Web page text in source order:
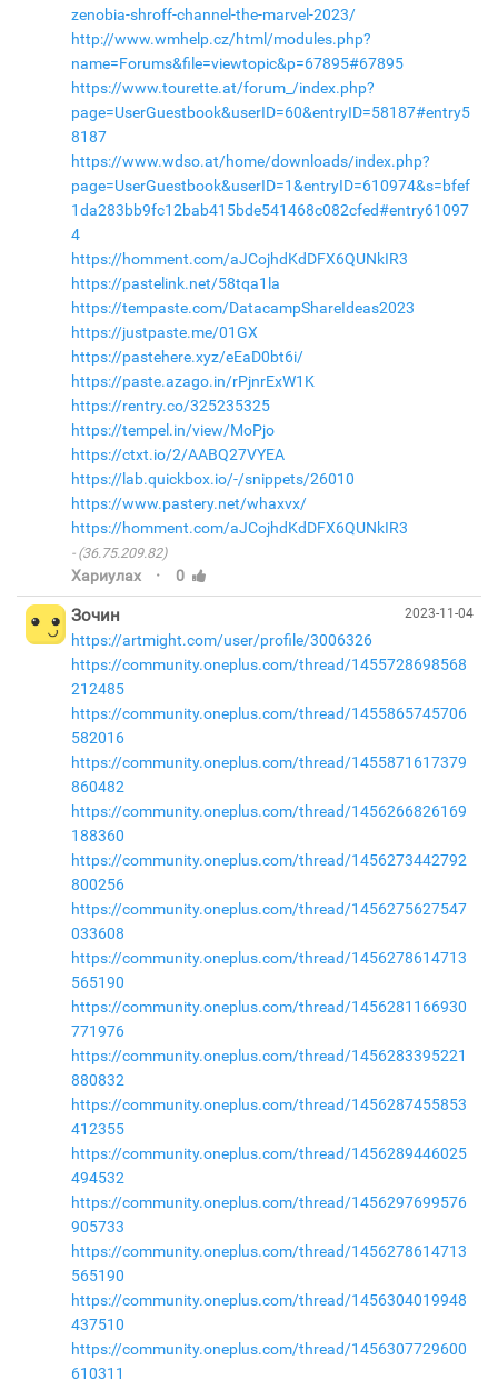
zenobia-shroff-channel-the-marvel-2023/
http://www.wmhelp.cz/html/modules.php?
name=Forums&file=viewtopic&p=67895#67895
https://www.tourette.at/forum_/index.php?
page=UserGuestbook&userID=60&entryID=58187#entry5
8187
https://www.wdso.at/home/downloads/index.php?
page=UserGuestbook&userID=1&entryID=610974&s=bfef
1da283bb9fc12bab415bde541468c082cfed#entry61097
4
https://homment.com/aJCojhdKdDFX6QUNkIR3
https://pastelink.net/58tqa1la
https://tempaste.com/DatacampShareIdeas2023
https://justpaste.me/01GX
https://pastehere.xyz/eEaD0bt6i/
https://paste.azago.in/rPjnrExW1K
https://rentry.co/325235325
https://tempel.in/view/MoPjo
https://ctxt.io/2/AABQ27VYEA
https://lab.quickbox.io/-/snippets/26010
https://www.pastery.net/whaxvx/
https://homment.com/aJCojhdKdDFX6QUNkIR3
(36.75.209.82)
Хариулах · 0
2023-11-04
Зочин
https://artmight.com/user/profile/3006326
https://community.oneplus.com/thread/1455728698568
212485
https://community.oneplus.com/thread/1455865745706
582016
https://community.oneplus.com/thread/1455871617379
860482
https://community.oneplus.com/thread/1456266826169
188360
https://community.oneplus.com/thread/1456273442792
800256
https://community.oneplus.com/thread/1456275627547
033608
https://community.oneplus.com/thread/1456278614713
565190
https://community.oneplus.com/thread/1456281166930
771976
https://community.oneplus.com/thread/1456283395221
880832
https://community.oneplus.com/thread/1456287455853
412355
https://community.oneplus.com/thread/1456289446025
494532
https://community.oneplus.com/thread/1456297699576
905733
https://community.oneplus.com/thread/1456278614713
565190
https://community.oneplus.com/thread/1456304019948
437510
https://community.oneplus.com/thread/1456307729600
610311